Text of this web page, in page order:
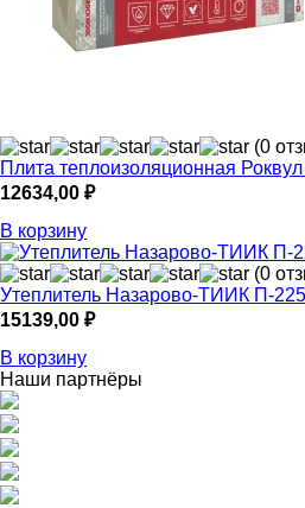
(0
Плита теплоизоляционная
12634,00 ₽
В корзину
(0
Утеплитель Назарово-ТИИК П-
15139,00 ₽
В корзину
Наши партнёры